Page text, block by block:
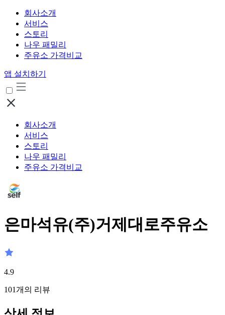
회사소개
서비스
스토리
나우 패밀리
주유소 가격비교
앱 설치하기
회사소개
서비스
스토리
나우 패밀리
주유소 가격비교
은마석유(주)거제대로주유소
4.9
101개의 리뷰